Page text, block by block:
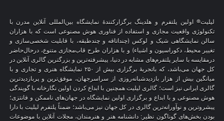
لیلیت® اولین پلتفرم و هلدینگ برگزارکنندهٔ نمایشگاه بین‌المللی آنلاین مدرن با
تکنولوژی واقعیت مجازی و استفاده از فناوری هوش مصنوعی است که با هزاران
سالن نمایشگاهی شیک و لوکس (چنداتاقه و چندطبقه، با قابلیت شخصی‌سازی و
تغییر محیط، دکوراسیون و اشیاء) و با هزاران طرح قاب‌مجازی متنوع، درحال‌حاضر
درمقایسه با سایر پلتفرم‌های مشابه در دنیا، پیشرفته‌ترین و بزرگترین گالری آنلاین در
کل جهان می‌باشد، که باتجربهٔ برگزاری بیش از ۲۵۰ نمایشگاه هنری و تجاری و با
میانگین بیش از هزار بازدیدشبانه‌روزی از سراسرجهان، موفق‌ترین و پربازدیدترین
گالری ایرانی نیز است؛ گالری لیلیت همچنین با ابداع کردن اولین نگارخانه با گویندگی
هوش مصنوعی و با ابداع و برگزاری اولین نمایشگاه در جهان‌های ناممکن و فانتزی؛
پیشروترین و نوآورانه‌ترین گالری در کل جهان نیز می‌باشد؛ ضمناً پلتفرم لیلیت با دارا
بودن بخش‌های گوناگون نظیر: دانشنامه هنر و هنرمندان، مجلات آنلاین با موضوعات